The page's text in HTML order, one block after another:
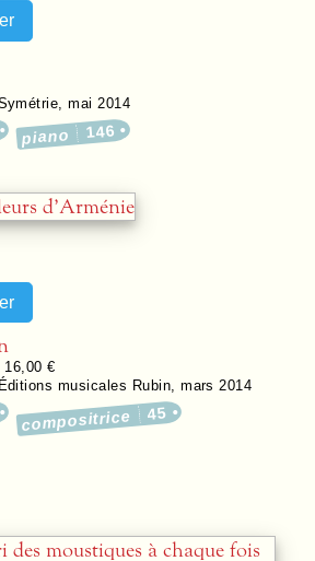
,mai 2014
piano 146
16,00 €
Éditions musicales Rubin ,mars 2014
compositrice 45